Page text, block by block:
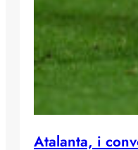
Atalanta, i